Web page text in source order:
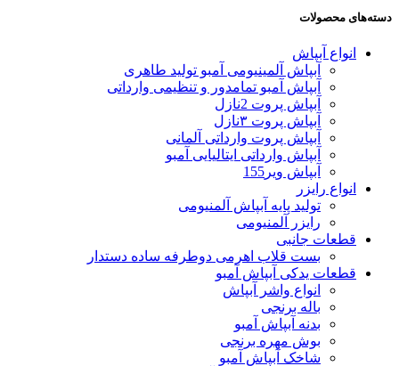
دسته‌های محصولات
انواع آبپاش
آبپاش آلمینیومی آمبو تولید طاهری
آبپاش آمبو تمامدور و تنظیمی وارداتی
آبپاش پروت 2نازل
آبپاش پروت ۳نازل
آبپاش پروت وارداتی آلمانی
آبپاش وارداتی ایتالیایی آمبو
آبپاش ویر155
انواع رایزر
تولید پایه آبپاش آلمنیومی
رایزر آلمنیومی
قطعات جانبی
بست قلاب اهرمی دوطرفه ساده دستدار
قطعات یدکی آبپاش آمبو
انواع واشر آبپاش
باله برنجی
بدنه آبپاش آمبو
بوش مهره برنجی
شاخک آبپاش آمبو